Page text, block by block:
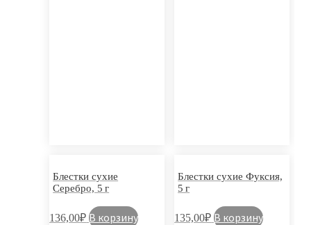
Блестки сухие
Серебро, 5 г
136,00₽ В корзину
Блестки сухие Фуксия,
5 г
135,00₽ В корзину